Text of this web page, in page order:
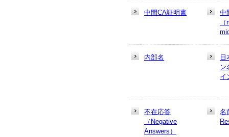
中間CA証明書
中
内部名
ン
イ
不在応答
（Negative
Answers）
名